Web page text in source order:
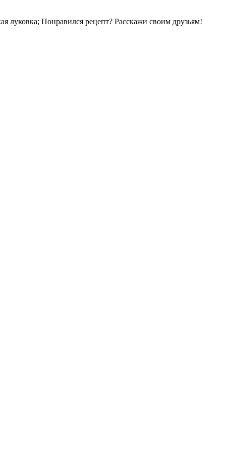
луковка; Понравился рецепт? Расскажи своим друзьям!